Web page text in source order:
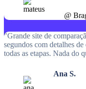
@
"Grande site de
segundos com detalhes
todas as etapas. Nada do
Ana S.